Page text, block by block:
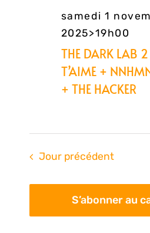
samedi 1
2025>19h00
THE DARK LAB
T’AIME +
+ THE HACKER
Jour précédent
S’abonner au